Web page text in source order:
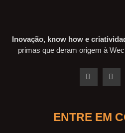
Inovação, know how e
primas que deram origem à
ENTRE EM